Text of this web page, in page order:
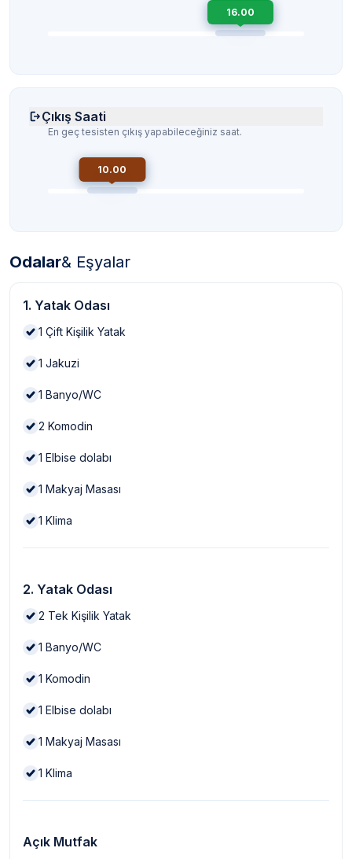
16.00
Çıkış Saati
En geç tesisten çıkış yapabileceğiniz saat.
10.00
Odalar& Eşyalar
1. Yatak Odası
1 Çift Kişilik Yatak
1 Jakuzi
1 Banyo/WC
2 Komodin
1 Elbise dolabı
1 Makyaj Masası
1 Klima
2. Yatak Odası
2 Tek Kişilik Yatak
1 Banyo/WC
1 Komodin
1 Elbise dolabı
1 Makyaj Masası
1 Klima
Açık Mutfak